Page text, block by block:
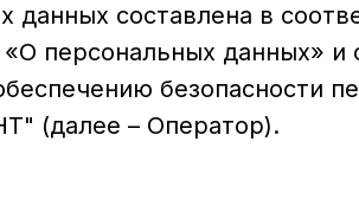
данных составлена в
персональных данных» и
безопасности
(далее – Оператор).